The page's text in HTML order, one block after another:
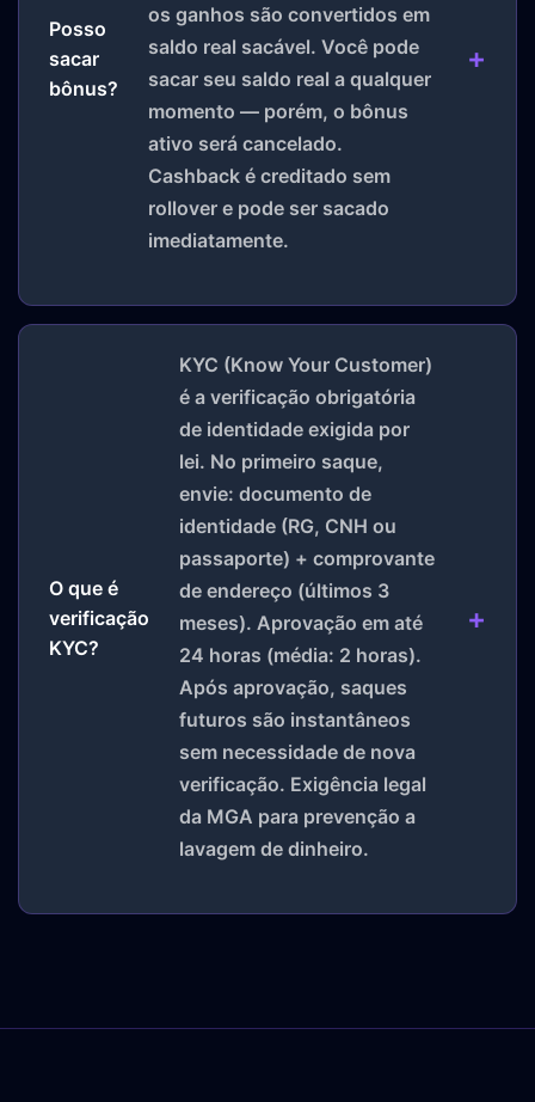
Posso
sacar
bônus?
os ganhos são convertidos em
saldo real sacável. Você pode
sacar seu saldo real a qualquer
momento — porém, o bônus
ativo será cancelado.
Cashback é creditado sem
rollover e pode ser sacado
imediatamente.
O que é
verificação
KYC?
KYC (Know Your Customer)
é a verificação obrigatória
de identidade exigida por
lei. No primeiro saque,
envie: documento de
identidade (RG, CNH ou
passaporte) + comprovante
de endereço (últimos 3
meses). Aprovação em até
24 horas (média: 2 horas).
Após aprovação, saques
futuros são instantâneos
sem necessidade de nova
verificação. Exigência legal
da MGA para prevenção a
lavagem de dinheiro.